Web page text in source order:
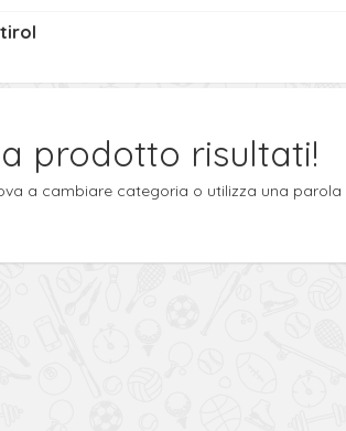
prodotto risultati!
a cambiare categoria o utilizza una parola